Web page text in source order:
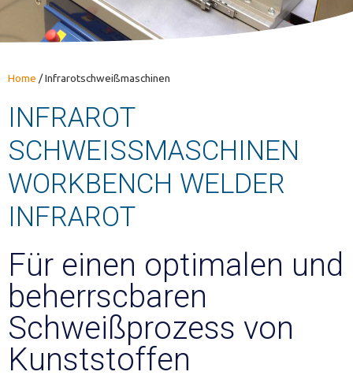
Home /Infrarotschweißmaschinen
INFRAROT
SCHWEISSMASCHINEN
WORKBENCH WELDER
INFRAROT
Für einen optimalen und
beherrscbaren
Schweißprozess von
Kunststoffen